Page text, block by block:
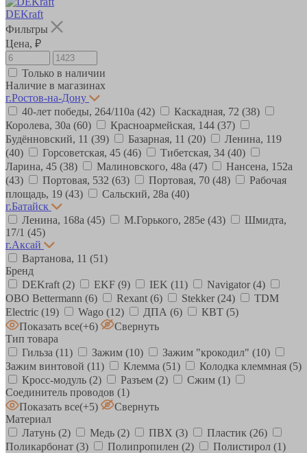
DEKraft
Фильтры
Цена, ₽
Только в наличии
Наличие в магазинах
г.Ростов-на-Дону
40-лет победы, 264/110а (42) Каскадная, 72 (38)
Королева, 30а (60) Красноармейская, 144 (37)
Будённовский, 11 (39) Базарная, 11 (20)
Ленина, 119
(40)
Горсоветская, 45 (46) Тибетская, 34 (40)
Ларина, 45 (38) Малиновского, 48а (47)
Нансена, 152а
(43)
Портовая, 532 (63) Портовая, 70 (48)
Рабочая
площадь, 19 (43) Сальский, 28a (40)
г.Батайск
Ленина, 168а (45) М.Горького, 285е (43)
Шмидта,
17/1 (45)
г.Аксай
Вартанова, 11 (51)
Бренд
DEKraft (2) EKF (9) IEK (11) Navigator(4)
OBO Bettermann (6) Rexant (6) Stekker(24)
TDM
Electric (19) Wago (12) ДПА (6) КВТ (5)
Показать все(+6)
Свернуть
Тип товара
Гильза (11) Зажим (10) Зажим "крокодил" (10)
Зажим винтовой (11) Клемма (51) Колодка клеммная (5)
Кросс-модуль (2) Разъем (2) Сжим (1)
Соединитель проводов (1)
Показать все(+5)
Свернуть
Материал
Латунь (2) Медь (2) ПВХ (3) Пластик (26)
Поликарбонат (3) Полипропилен (2) Полистирол (1)